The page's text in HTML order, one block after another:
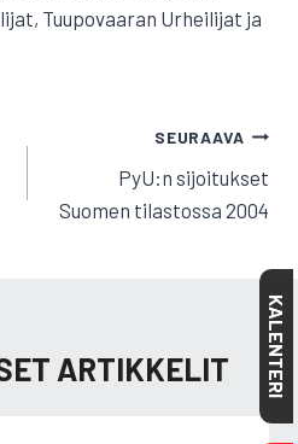
Tuupovaaran Urheilijat ja
SEURAAVA
PyU:n sijoitukset
Suomen tilastossa 2004
ARTIKKELIT KALENTERI